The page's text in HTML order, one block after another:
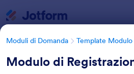
Moduli di Domanda Template
Modulo di